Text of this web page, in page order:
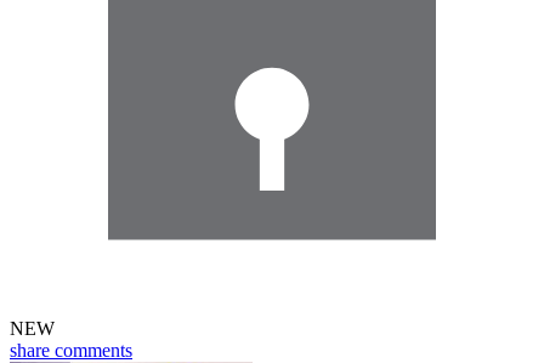
NEW
share comments